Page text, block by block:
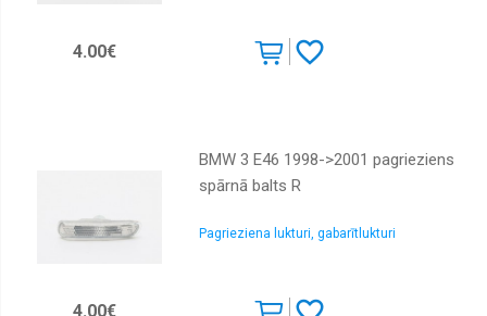
4.00€
BMW 3 E46 1998->2001 pagrieziens
spārnā balts R
Pagrieziena lukturi, gabarītlukturi
4.00€